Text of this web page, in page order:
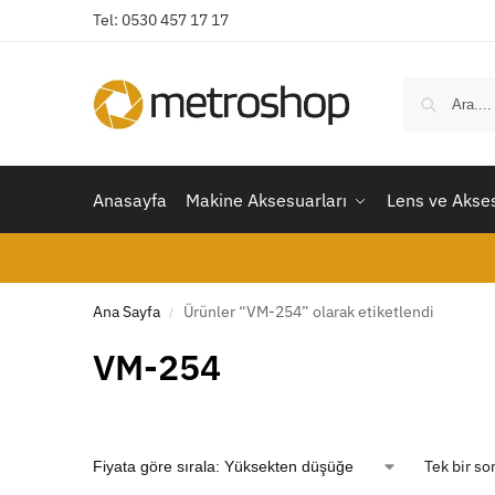
Tel: 0530 457 17 17
Anasayfa Makine Aksesuarları Lens ve
Ana Sayfa / Ürünler “VM-254” olarak etiketlendi
VM-254
Tek bir